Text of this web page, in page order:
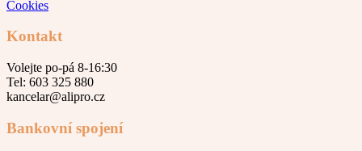
Cookies
Kontakt
Volejte po-pá 8-16:30
Tel: 603 325 880
kancelar@alipro.cz
Bankovní spojení